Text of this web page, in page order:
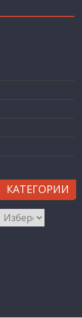
КАТЕГОРИИ
КАТЕГОРИИ